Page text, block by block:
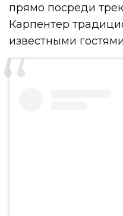
прямо посреди
Карпентер
известными